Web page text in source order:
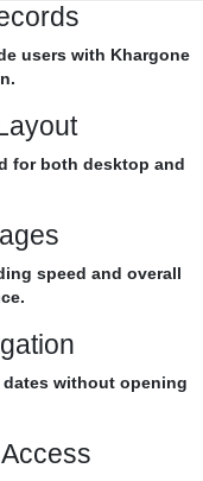
users with Khargone
for both desktop and
speed and overall
without opening